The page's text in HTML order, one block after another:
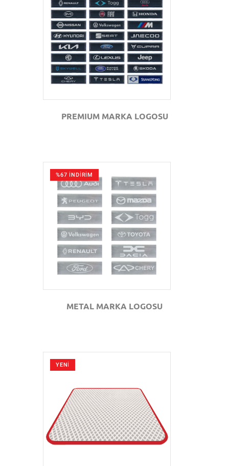
GÖZAT
PREMIUM MARKA LOGOSU
%67 İNDİRİM
GÖZAT
METAL MARKA LOGOSU
YENİ
GÖZAT